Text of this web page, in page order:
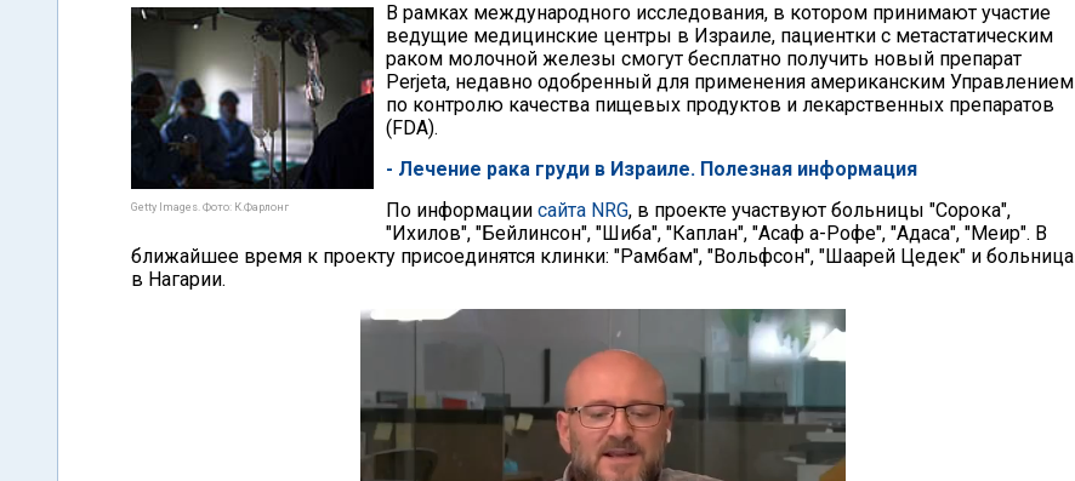
Getty Images. Фото: К.Фарлонг
В рамках международного исследования, в котором принимают участие
ведущие медицинские центры в Израиле, пациентки с метастатическим
раком молочной железы смогут бесплатно получить новый препарат
Perjeta, недавно одобренный для применения американским Управлением
по контролю качества пищевых продуктов и лекарственных препаратов
(FDA).
- Лечение рака груди в Израиле. Полезная информация
По информации сайта NRG, в проекте участвуют больницы "Сорока",
"Ихилов", "Бейлинсон", "Шиба", "Каплан", "Асаф а-Рофе", "Адаса", "Меир". В
ближайшее время к проекту присоединятся клинки: "Рамбам", "Вольфсон", "Шаарей Цедек" и больница
в Нагарии.